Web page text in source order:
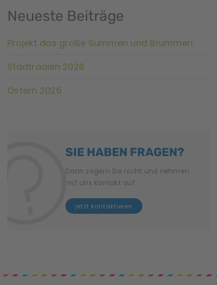
a
t
u
n
Neueste Beiträge
Projekt das große Summen und Brummen
Stadtradeln 2026
Ostern 2026
SIE HABEN FRAGEN?
Dann zögern Sie nicht und nehmen
mit uns Kontakt auf.
jetzt kontaktieren